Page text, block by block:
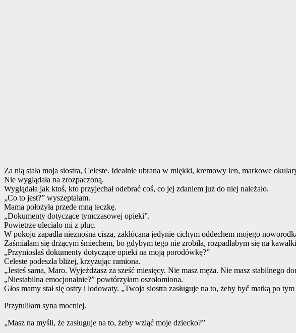
Za nią stała moja siostra, Celeste. Idealnie ubrana w miękki, kremowy len, markowe
Nie wyglądała na zrozpaczoną.
Wyglądała jak ktoś, kto przyjechał odebrać coś, co jej zdaniem już do niej należało.
„Co to jest?” wyszeptałam.
Mama położyła przede mną teczkę.
„Dokumenty dotyczące tymczasowej opieki”.
Powietrze uleciało mi z płuc.
W pokoju zapadła nieznośna cisza, zakłócana jedynie cichym oddechem mojego
Zaśmiałam się drżącym śmiechem, bo gdybym tego nie zrobiła, rozpadłabym się na
„Przyniosłaś dokumenty dotyczące opieki na moją porodówkę?”
Celeste podeszła bliżej, krzyżując ramiona.
„Jesteś sama, Maro. Wyjeżdżasz za sześć miesięcy. Nie masz męża. Nie masz stabilnego
„Niestabilna emocjonalnie?” powtórzyłam oszołomiona.
Głos mamy stał się ostry i lodowaty. „Twoja siostra zasługuje na to, żeby być matką po
Przytuliłam syna mocniej.
„Masz na myśli, że zasługuje na to, żeby wziąć moje dziecko?”